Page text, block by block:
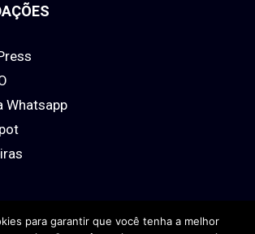
Whatsapp
para garantir que você tenha a melhor